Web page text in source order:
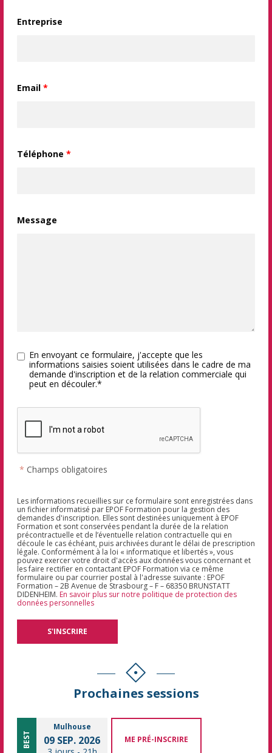
Entreprise
Email *
Téléphone *
Message
En envoyant ce formulaire, j'accepte que les
informations saisies soient utilisées dans le cadre de ma
demande d'inscription et de la relation commerciale qui
peut en découler.*
* Champs obligatoires
Les informations recueillies sur ce formulaire sont enregistrées dans
un fichier informatisé par EPOF Formation pour la gestion des
demandes d'inscription. Elles sont destinées uniquement à EPOF
Formation et sont conservées pendant la durée de la relation
précontractuelle et de l’éventuelle relation contractuelle qui en
découle le cas échéant, puis archivées durant le délai de prescription
légale. Conformément à la loi « informatique et libertés », vous
pouvez exercer votre droit d'accès aux données vous concernant et
les faire rectifier en contactant EPOF Formation via ce même
formulaire ou par courrier postal à l'adresse suivante : EPOF
Formation – 2B Avenue de Strasbourg – F – 68350 BRUNSTATT
DIDENHEIM. En savoir plus sur notre politique de protection des
données personnelles
Prochaines sessions
BEST
Mulhouse
09 SEP. 2026 ME PRÉ-INSCRIRE